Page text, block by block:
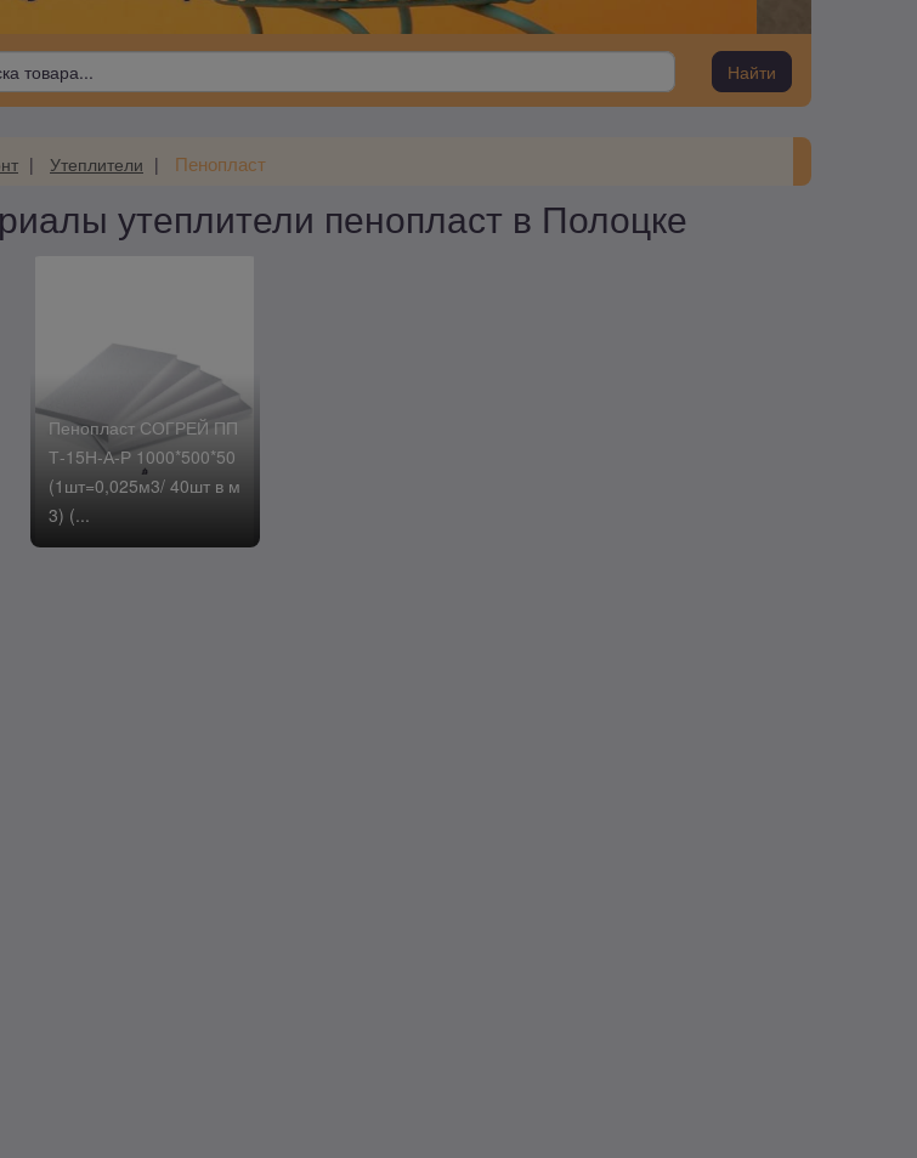
Найти
Утеплители Пенопласт
утеплители пенопласт в Полоцке
Пенопласт СОГРЕЙ ПП
Т-15Н-А-Р 1000*500*50
(1шт=0,025м3/ 40шт в м
3) (...